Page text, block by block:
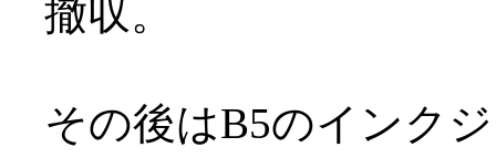
撤収。
その後はB5のインク